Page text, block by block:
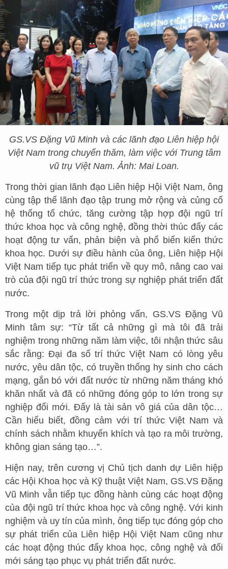
GS.VS Đặng Vũ Minh và các lãnh đạo Liên hiệp hội
Việt Nam trong chuyến thăm, làm việc với Trung tâm
vũ trụ Việt Nam. Ảnh: Mai Loan.
Trong thời gian lãnh đạo Liên hiệp Hội Việt Nam, ông
cùng tập thể lãnh đạo tập trung mở rộng và củng cố
hệ thống tổ chức, tăng cường tập hợp đội ngũ trí
thức khoa học và công nghệ, đồng thời thúc đẩy các
hoạt động tư vấn, phản biện và phổ biến kiến thức
khoa học. Dưới sự điều hành của ông, Liên hiệp Hội
Việt Nam tiếp tục phát triển về quy mô, nâng cao vai
trò của đội ngũ trí thức trong sự nghiệp phát triển đất
nước.
Trong một dịp trả lời phỏng vấn, GS.VS Đặng Vũ
Minh tâm sự: “Từ tất cả những gì mà tôi đã trải
nghiệm trong những năm làm việc, tôi nhận thức sâu
sắc rằng: Đại đa số trí thức Việt Nam có lòng yêu
nước, yêu dân tộc, có truyền thống hy sinh cho cách
mạng, gắn bó với đất nước từ những năm tháng khó
khăn nhất và đã có những đóng góp to lớn trong sự
nghiệp đổi mới. Đấy là tài sản vô giá của dân tộc…
Cần hiểu biết, đồng cảm với trí thức Việt Nam và
chính sách nhằm khuyến khích và tạo ra môi trường,
không gian sáng tạo…”.
Hiện nay, trên cương vị Chủ tịch danh dự Liên hiệp
các Hội Khoa học và Kỹ thuật Việt Nam, GS.VS Đặng
Vũ Minh vẫn tiếp tục đồng hành cùng các hoạt động
của đội ngũ trí thức khoa học và công nghệ. Với kinh
nghiệm và uy tín của mình, ông tiếp tục đóng góp cho
sự phát triển của Liên hiệp Hội Việt Nam cũng như
các hoạt động thúc đẩy khoa học, công nghệ và đổi
mới sáng tạo phục vụ phát triển đất nước.